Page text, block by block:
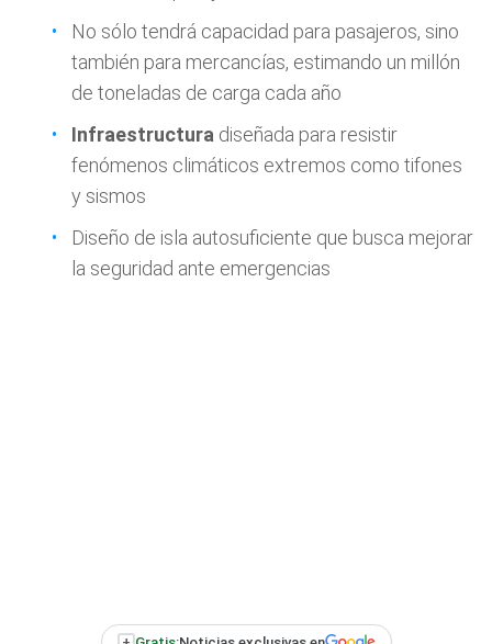
No sólo tendrá capacidad para pasajeros, sino
también para mercancías, estimando un millón
de toneladas de carga cada año
Infraestructura diseñada para resistir
fenómenos climáticos extremos como tifones
y sismos
Diseño de isla autosuficiente que busca mejorar
la seguridad ante emergencias